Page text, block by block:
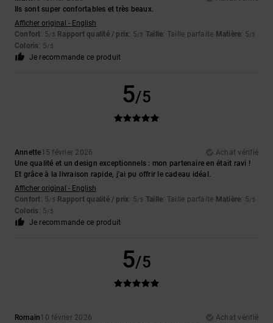
Ils sont super confortables et très beaux.
Afficher original - English
Confort: 5/5 Rapport qualité / prix: 5/5 Taille: Taille parfaite Matière: 5/5
Coloris: 5/5
Je recommande ce produit
5/5
Annette15 février 2026
Achat vérifié
Une qualité et un design exceptionnels : mon partenaire en était ravi !
Et grâce à la livraison rapide, j'ai pu offrir le cadeau idéal.
Afficher original - English
Confort: 5/5 Rapport qualité / prix: 5/5 Taille: Taille parfaite Matière: 5/5
Coloris: 5/5
Je recommande ce produit
5/5
Romain10 février 2026
Achat vérifié